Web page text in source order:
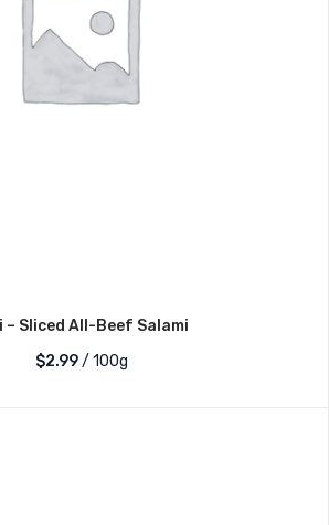
– Sliced All-Beef Salami
$2.99/ 100g